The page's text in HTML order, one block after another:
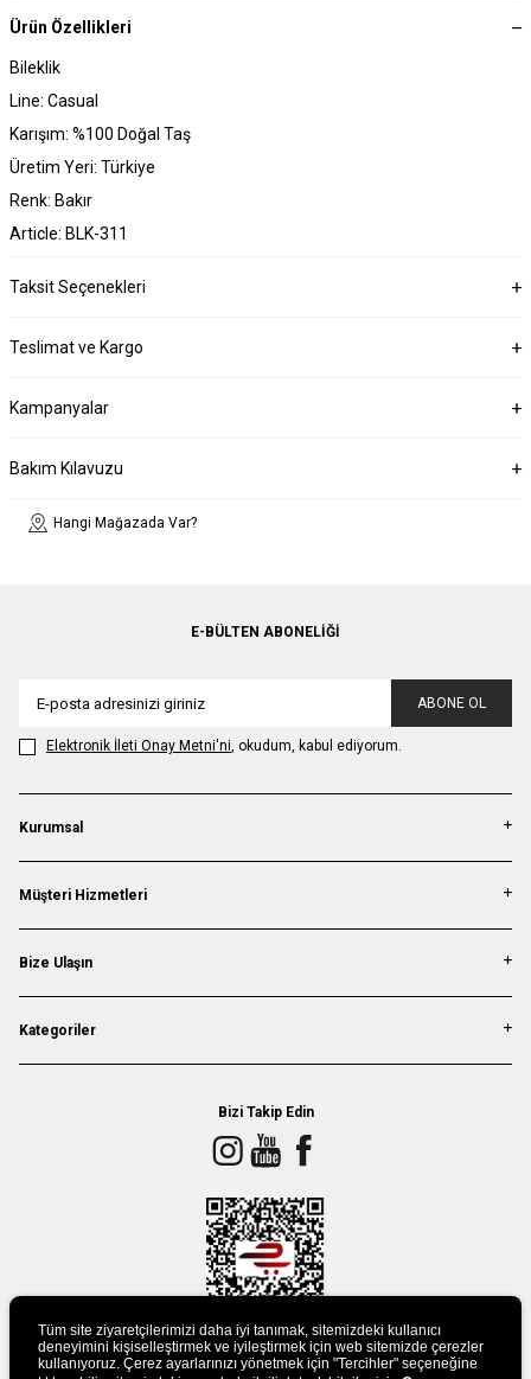
Ürün Özellikleri
Bileklik
Line: Casual
Karışım: %100 Doğal Taş
Üretim Yeri: Türkiye
Renk: Bakır
Article: BLK-311
Taksit Seçenekleri
Teslimat ve Kargo
Kampanyalar
Bakım Kılavuzu
Hangi Mağazada Var?
E-BÜLTEN ABONELIĞI
ABONE OL
Elektronik İleti Onay Metni'ni, okudum, kabul ediyorum.
Kurumsal
Müşteri Hizmetleri
Bize Ulaşın
Kategoriler
Bizi Takip Edin
Tüm site ziyaretçilerimizi daha iyi tanımak, sitemizdeki kullanıcı
deneyimini kişiselleştirmek ve iyileştirmek için web sitemizde çerezler
kullanıyoruz. Çerez ayarlarınızı yönetmek için "Tercihler" seçeneğine